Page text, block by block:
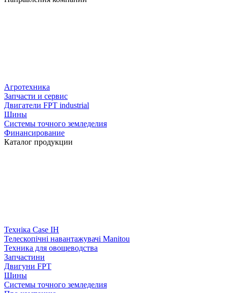
Агротехника
Запчасти и сервис
Двигатели FPT industrial
Шины
Системы точного земледелия
Финансирование
Каталог продукции
Техніка Case IH
Телескопічні навантажувачі Manitou
Техника для овощеводства
Запчастини
Двигуни FPT
Шины
Системы точного земледелия